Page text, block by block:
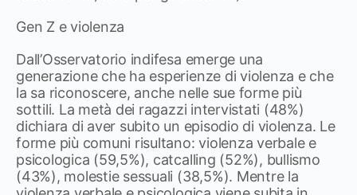
Gen Z e violenza
Dall’Osservatorio indifesa emerge una
generazione che ha esperienze di violenza e che
la sa riconoscere, anche nelle sue forme più
sottili. La metà dei ragazzi intervistati (48%)
dichiara di aver subito un episodio di violenza. Le
forme più comuni risultano: violenza verbale e
psicologica (59,5%), catcalling (52%), bullismo
(43%), molestie sessuali (38,5%). Mentre la